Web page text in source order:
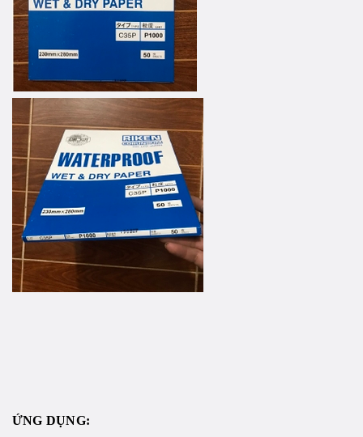
ỨNG DỤNG: